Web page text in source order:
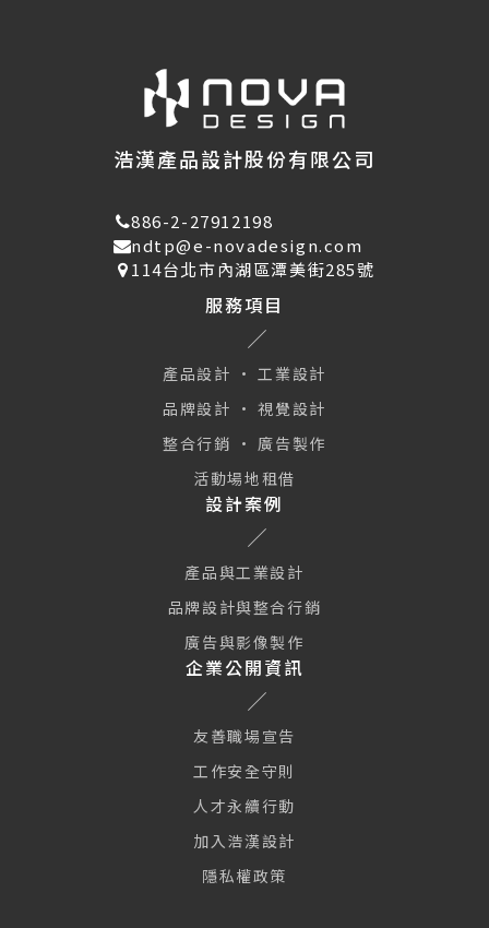
浩漢產品設計股份有限公司
886-2-27912198
ndtp@e-novadesign.com
114台北市內湖區潭美街285號
服務項目
產品設計 · 工業設計
品牌設計 · 視覺設計
整合行銷 · 廣告製作
活動場地租借
設計案例
產品與工業設計
品牌設計與整合行銷
廣告與影像製作
企業公開資訊
友善職場宣告
工作安全守則
人才永續行動
加入浩漢設計
隱私權政策